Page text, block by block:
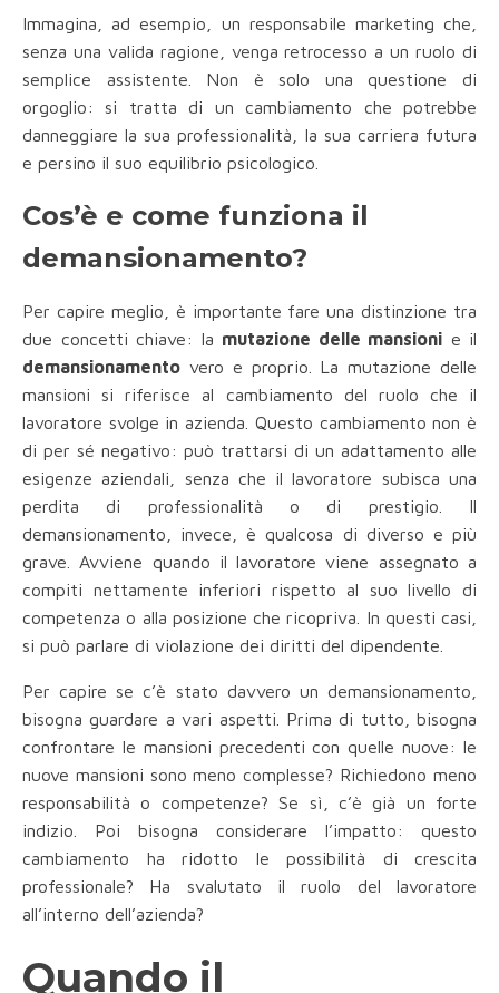
Immagina, ad esempio, un responsabile marketing che,
senza una valida ragione, venga retrocesso a un ruolo di
semplice assistente. Non è solo una questione di
orgoglio: si tratta di un cambiamento che potrebbe
danneggiare la sua professionalità, la sua carriera futura
e persino il suo equilibrio psicologico.
Cos’è e come funziona il
demansionamento?
Per capire meglio, è importante fare una distinzione tra
due concetti chiave: la mutazione delle mansioni e il
demansionamento vero e proprio. La mutazione delle
mansioni si riferisce al cambiamento del ruolo che il
lavoratore svolge in azienda. Questo cambiamento non è
di per sé negativo: può trattarsi di un adattamento alle
esigenze aziendali, senza che il lavoratore subisca una
perdita di professionalità o di prestigio. Il
demansionamento, invece, è qualcosa di diverso e più
grave. Avviene quando il lavoratore viene assegnato a
compiti nettamente inferiori rispetto al suo livello di
competenza o alla posizione che ricopriva. In questi casi,
si può parlare di violazione dei diritti del dipendente.
Per capire se c’è stato davvero un demansionamento,
bisogna guardare a vari aspetti. Prima di tutto, bisogna
confrontare le mansioni precedenti con quelle nuove: le
nuove mansioni sono meno complesse? Richiedono meno
responsabilità o competenze? Se sì, c’è già un forte
indizio. Poi bisogna considerare l’impatto: questo
cambiamento ha ridotto le possibilità di crescita
professionale? Ha svalutato il ruolo del lavoratore
all’interno dell’azienda?
Quando il